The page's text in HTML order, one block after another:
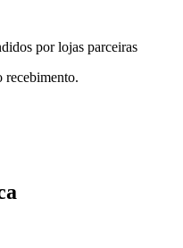
por lojas parceiras
recebimento.